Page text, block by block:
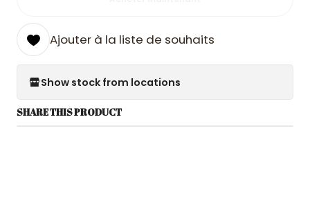
Ajouter à la liste de souhaits
Show stock from locations
SHARE THIS PRODUCT